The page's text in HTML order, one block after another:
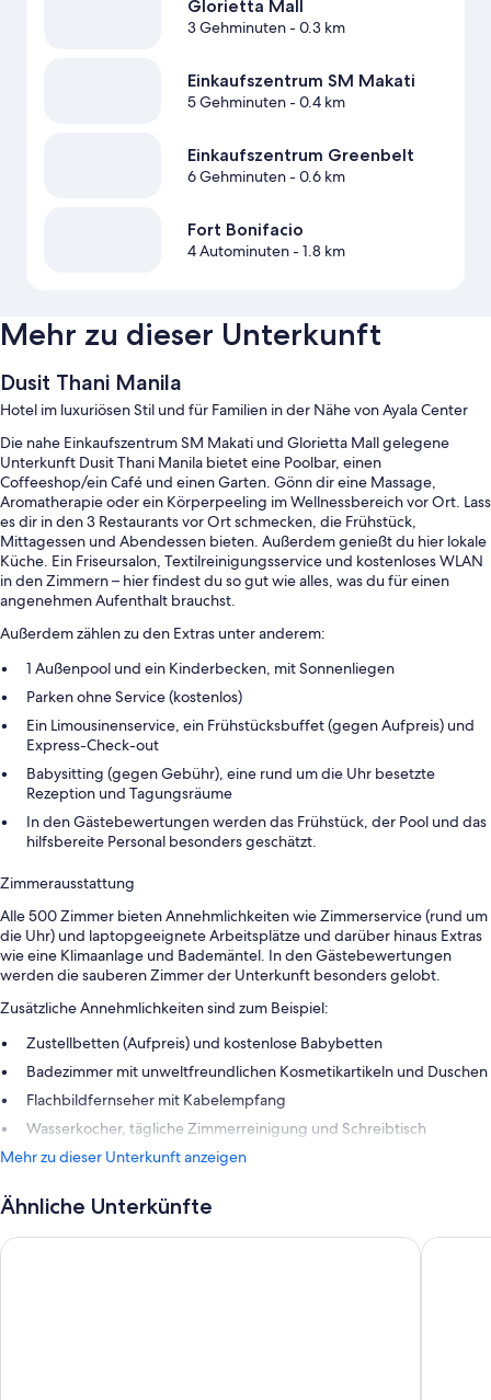
Glorietta Mall
3 Gehminuten- 0.3 km
Einkaufszentrum SM Makati
5 Gehminuten- 0.4 km
Einkaufszentrum Greenbelt
6 Gehminuten- 0.6 km
Fort Bonifacio
4 Autominuten- 1.8 km
Mehr zu dieser Unterkunft
Dusit Thani Manila
Hotel im luxuriösen Stil und für Familien in der Nähe von Ayala Center
Die nahe Einkaufszentrum SM Makati und Glorietta Mall gelegene
Unterkunft Dusit Thani Manila bietet eine Poolbar, einen
Coffeeshop/ein Café und einen Garten. Gönn dir eine Massage,
Aromatherapie oder ein Körperpeeling im Wellnessbereich vor Ort. Lass
es dir in den 3 Restaurants vor Ort schmecken, die Frühstück,
Mittagessen und Abendessen bieten. Außerdem genießt du hier lokale
Küche. Ein Friseursalon, Textilreinigungsservice und kostenloses WLAN
in den Zimmern – hier findest du so gut wie alles, was du für einen
angenehmen Aufenthalt brauchst.
Außerdem zählen zu den Extras unter anderem:
1 Außenpool und ein Kinderbecken, mit Sonnenliegen
Parken ohne Service (kostenlos)
Ein Limousinenservice, ein Frühstücksbuffet (gegen Aufpreis) und
Express-Check-out
Babysitting (gegen Gebühr), eine rund um die Uhr besetzte
Rezeption und Tagungsräume
In den Gästebewertungen werden das Frühstück, der Pool und das
hilfsbereite Personal besonders geschätzt.
Zimmerausstattung
Alle 500 Zimmer bieten Annehmlichkeiten wie Zimmerservice (rund um
die Uhr) und laptopgeeignete Arbeitsplätze und darüber hinaus Extras
wie eine Klimaanlage und Bademäntel. In den Gästebewertungen
werden die sauberen Zimmer der Unterkunft besonders gelobt.
Zusätzliche Annehmlichkeiten sind zum Beispiel:
Zustellbetten (Aufpreis) und kostenlose Babybetten
Badezimmer mit unweltfreundlichen Kosmetikartikeln und Duschen
Flachbildfernseher mit Kabelempfang
Wasserkocher, tägliche Zimmerreinigung und Schreibtisch
Mehr zu dieser Unterkunft anzeigen
Ähnliche Unterkünfte
New World Makati Hotel City